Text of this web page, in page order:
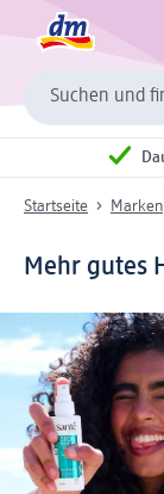
Suchen und
Startseite Marken
Mehr gutes